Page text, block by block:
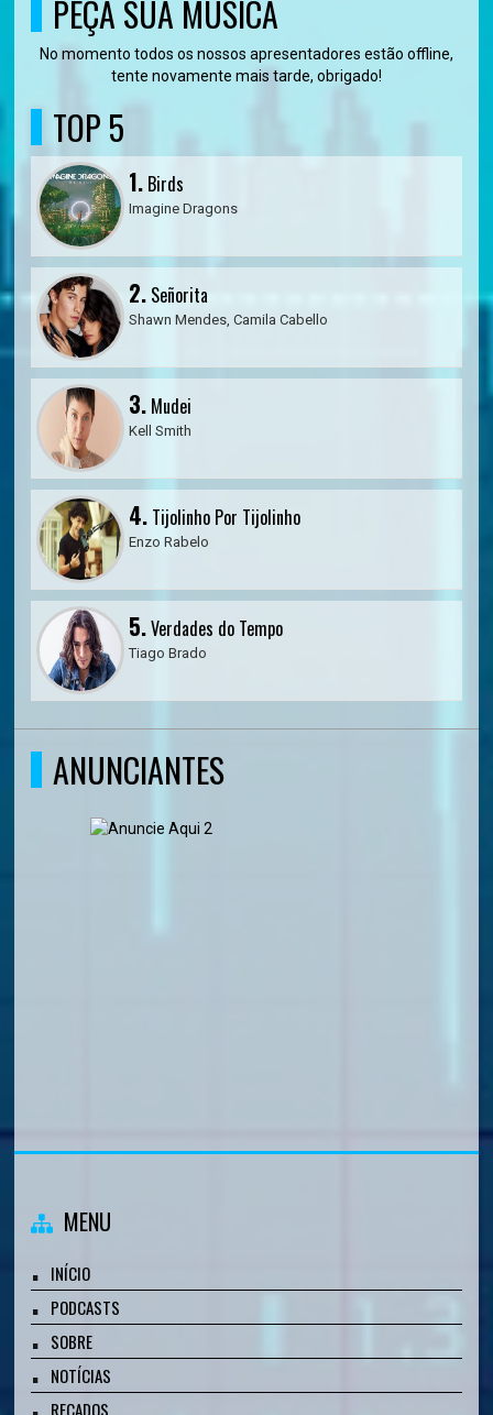
PEÇA SUA MÚSICA
No momento todos os nossos apresentadores estão offline,
tente novamente mais tarde, obrigado!
TOP 5
1. Birds
Imagine Dragons
2. Señorita
Shawn Mendes, Camila Cabello
3. Mudei
Kell Smith
4. Tijolinho Por Tijolinho
Enzo Rabelo
5.Verdades do Tempo
Tiago Brado
ANUNCIANTES
MENU
INÍCIO
PODCASTS
SOBRE
NOTÍCIAS
RECADOS